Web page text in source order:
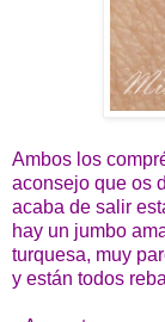
Ambos los
aconsejo que os
acaba de salir
hay un jumbo
turquesa, muy
y están todos